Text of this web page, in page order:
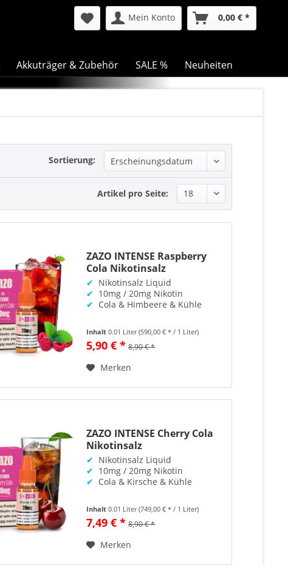
Mein Konto 0,00 € *
Akkuträger & Zubehör SALE % Neuheiten
Sortierung:
Artikel pro Seite:
ZAZO INTENSE Raspberry
Cola Nikotinsalz
✔ Nikotinsalz Liquid
✔ 10mg / 20mg Nikotin
✔ Cola & Himbeere & Kühle
Inhalt0.01 Liter(590,00 € * / 1 Liter)
5,90 € * 8,90 € *
Merken
ZAZO INTENSE Cherry Cola
Nikotinsalz
✔ Nikotinsalz Liquid
✔ 10mg / 20mg Nikotin
✔ Cola & Kirsche & Kühle
Inhalt0.01 Liter(749,00 € * / 1 Liter)
7,49 € * 8,90 € *
Merken